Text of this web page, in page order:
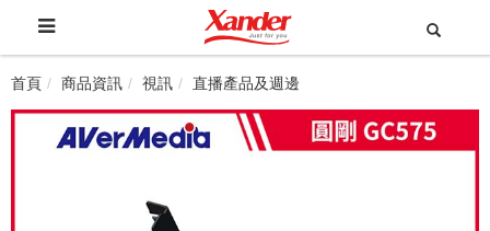
首頁 商品資訊 視訊 直播產品及週邊